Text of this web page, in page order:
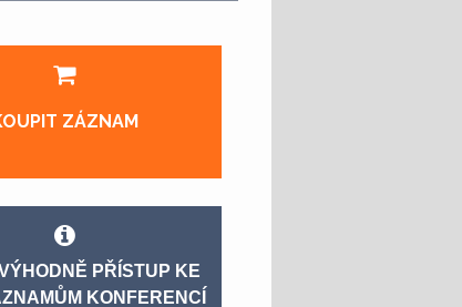
ZÁZNAM
PŘÍSTUP KE
KONFERENCÍ